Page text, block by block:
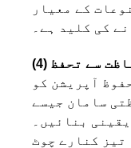
کے معیار
کی کلید ہے۔
حفاظت سے تحفظ
آپریشن کو
سامان جیسے
بنائیں۔
تیز کنارے چوٹ